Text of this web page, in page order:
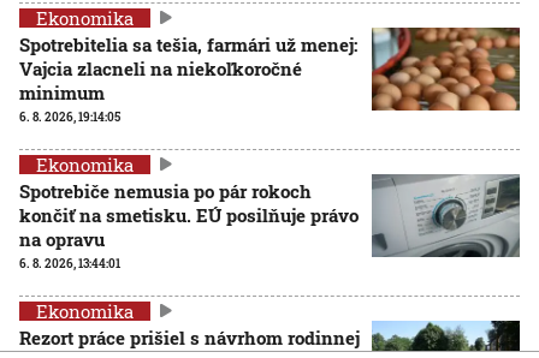
Ekonomika
Spotrebitelia sa tešia, farmári už menej:
Vajcia zlacneli na niekoľkoročné
minimum
6. 8. 2026, 19:14:05
Ekonomika
Spotrebiče nemusia po pár rokoch
končiť na smetisku. EÚ posilňuje právo
na opravu
6. 8. 2026, 13:44:01
Ekonomika
Rezort práce prišiel s návrhom rodinnej